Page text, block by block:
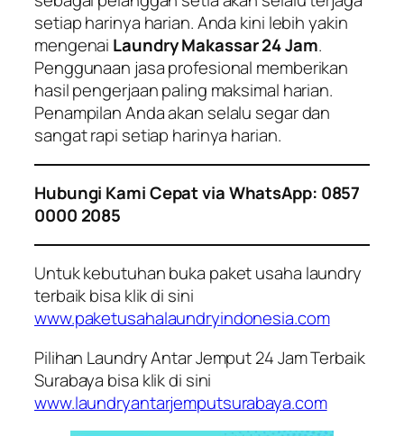
setiap harinya harian. Anda kini lebih yakin
mengenai Laundry Makassar 24 Jam.
Penggunaan jasa profesional memberikan
hasil pengerjaan paling maksimal harian.
Penampilan Anda akan selalu segar dan
sangat rapi setiap harinya harian.
Hubungi Kami Cepat via WhatsApp: 0857
0000 2085
Untuk kebutuhan buka paket usaha laundry
terbaik bisa klik di sini
www.paketusahalaundryindonesia.com
Pilihan Laundry Antar Jemput 24 Jam Terbaik
Surabaya bisa klik di sini
www.laundryantarjemputsurabaya.com